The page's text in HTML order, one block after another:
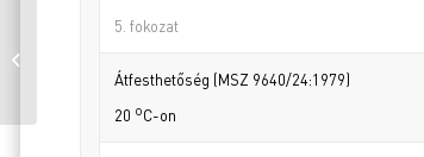
5. fokozat
Átfesthetőség (MSZ 9640/24:1979)
20 oC-on
ALAPOZÓ VÖRÖS 250